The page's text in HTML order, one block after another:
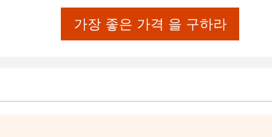
가장 좋은 가격 을 구하라